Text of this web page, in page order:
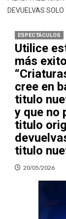
DEVUELVAS
ESPECTÁCULOS
Utilice
más
cree en
titulo
y que no
titulo
titulo
20/05/2026